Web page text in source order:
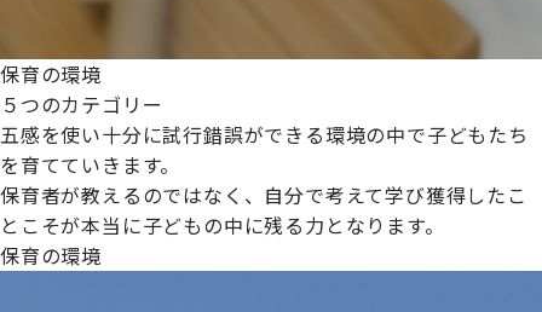
保育の環境
５つのカテゴリー
五感を使い十分に試行錯誤ができる環境の中で子どもたち
を育てていきます。
保育者が教えるのではなく、自分で考えて学び獲得したこ
とこそが本当に子どもの中に残る力となります。
保育の環境